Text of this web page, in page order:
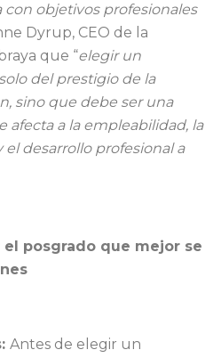
con objetivos profesionales
Dyrup, CEO de la
que “elegir un
del prestigio de la
sino que debe ser una
afecta a la empleabilidad, la
desarrollo profesional a
posgrado que mejor se
Antes de elegir un